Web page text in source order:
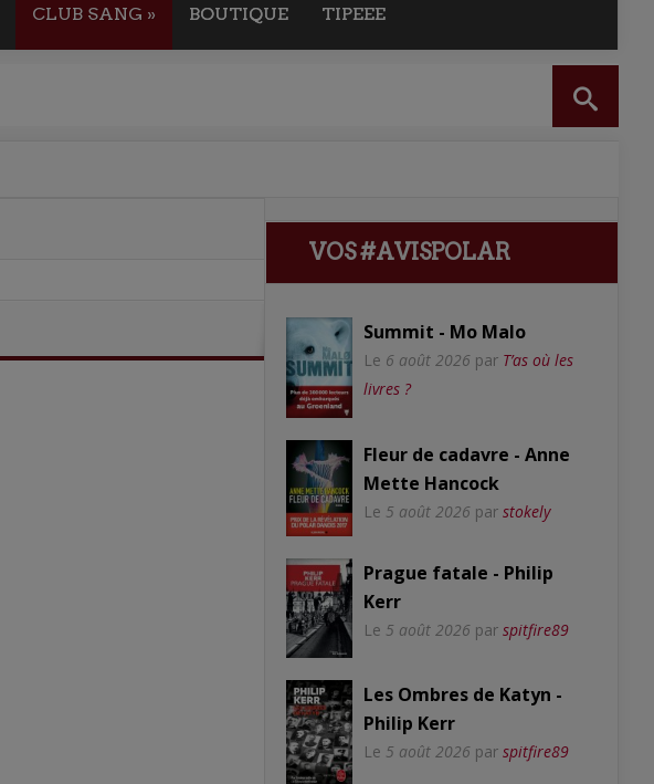
CLUB SANG » BOUTIQUE TIPEEE
VOS #AVISPOLAR
Summit - Mo Malo
Le 6 août 2026 par T’as où les
livres ?
Fleur de cadavre - Anne
Mette Hancock
Le 5 août 2026 par stokely
Prague fatale - Philip
Kerr
Le 5 août 2026 par spitfire89
Les Ombres de Katyn -
Philip Kerr
Le 5 août 2026 par spitfire89